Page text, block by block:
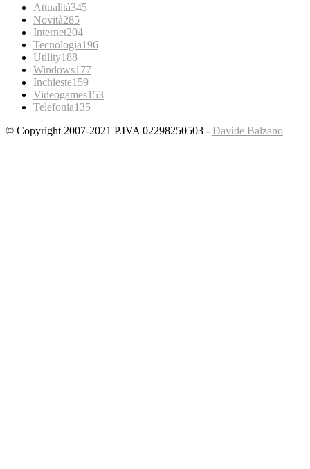
Attualità345
Novità285
Internet204
Tecnologia196
Utility188
Windows177
Inchieste159
Videogames153
Telefonia135
© Copyright 2007-2021 P.IVA 02298250503 - Davide Balzano